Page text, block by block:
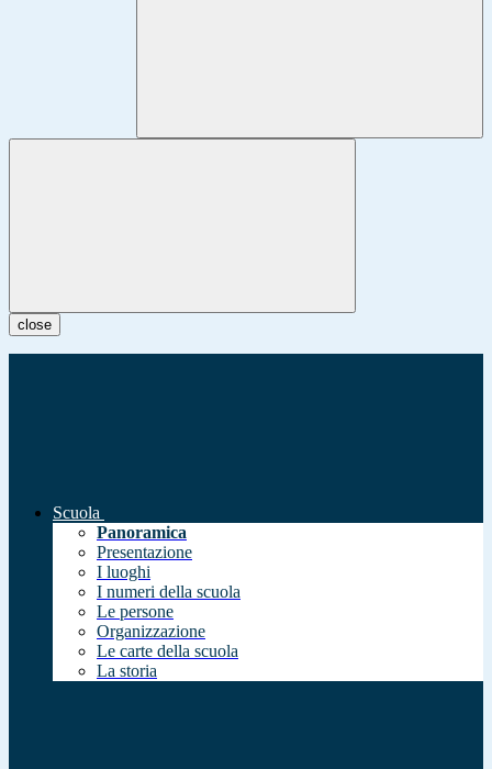
close
Scuola
Panoramica
Presentazione
I luoghi
I numeri della scuola
Le persone
Organizzazione
Le carte della scuola
La storia